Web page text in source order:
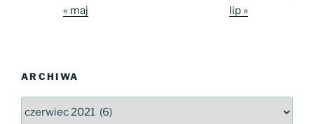
« maj lip »
ARCHIWA